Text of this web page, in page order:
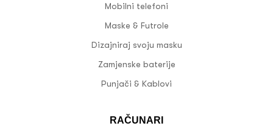
Mobilni telefoni
Maske & Futrole
Dizajniraj svoju masku
Zamjenske baterije
Punjači & Kablovi
RAČUNARI